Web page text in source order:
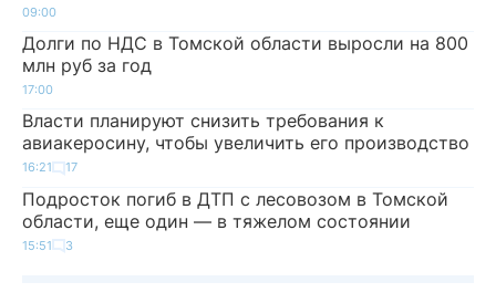
09:00
Долги по НДС в Томской области выросли на 800
млн руб за год
17:00
Власти планируют снизить требования к
авиакеросину, чтобы увеличить его производство
16:21 17
Подросток погиб в ДТП с лесовозом в Томской
области, еще один — в тяжелом состоянии
15:51 3